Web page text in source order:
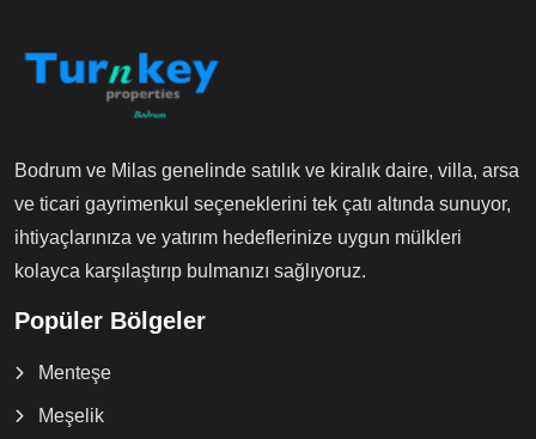
Bodrum ve Milas genelinde satılık ve kiralık daire, villa, arsa
ve ticari gayrimenkul seçeneklerini tek çatı altında sunuyor,
ihtiyaçlarınıza ve yatırım hedeflerinize uygun mülkleri
kolayca karşılaştırıp bulmanızı sağlıyoruz.
Popüler Bölgeler
Menteşe
Meşelik